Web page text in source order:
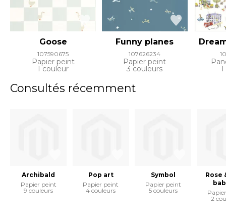
Goose
107590675
Papier peint
1 couleur
Funny planes
107626234
Papier peint
3 couleurs
Consultés récemment
Archibald
Papier peint
9 couleurs
Pop art
Papier peint
4 couleurs
Symbol
Papier peint
5 couleurs
Rose
2